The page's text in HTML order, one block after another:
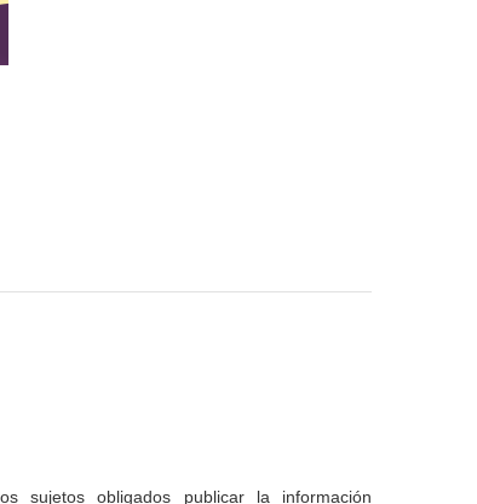
sujetos obligados publicar la información